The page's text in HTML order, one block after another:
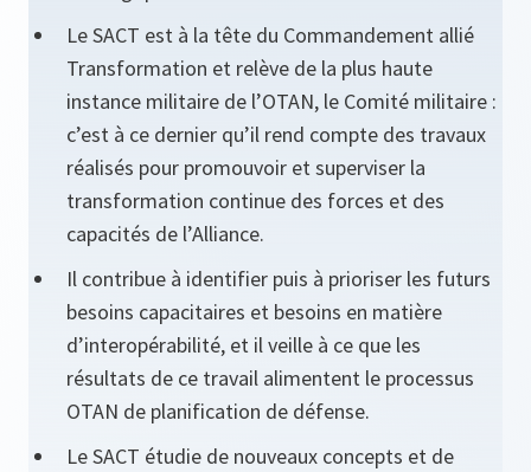
Le SACT est à la tête du Commandement allié
Transformation et relève de la plus haute
instance militaire de l’OTAN, le Comité militaire :
c’est à ce dernier qu’il rend compte des travaux
réalisés pour promouvoir et superviser la
transformation continue des forces et des
capacités de l’Alliance.
Il contribue à identifier puis à prioriser les futurs
besoins capacitaires et besoins en matière
d’interopérabilité, et il veille à ce que les
résultats de ce travail alimentent le processus
OTAN de planification de défense.
Le SACT étudie de nouveaux concepts et de